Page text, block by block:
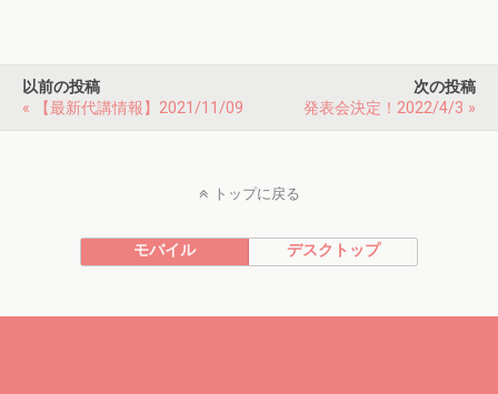
以前の投稿
« 【最新代講情報】2021/11/09
次の投稿
発表会決定！2022/4/3 »
トップに戻る
モバイル デスクトップ